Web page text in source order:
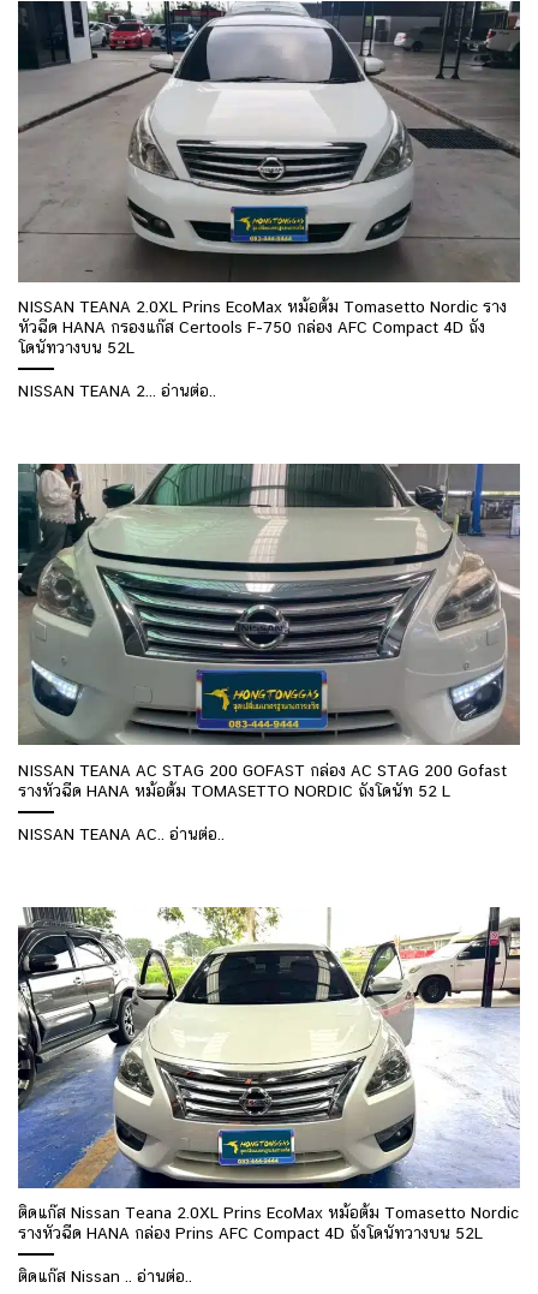
NISSAN TEANA 2.0XL Prins EcoMax หม้อต้ม Tomasetto Nordic ราง
หัวฉีด HANA กรองแก๊ส Certools F-750 กล่อง AFC Compact 4D ถัง
โดนัทวางบน 52L
NISSAN TEANA 2... อ่านต่อ..
NISSAN TEANA AC STAG 200 GOFAST กล่อง AC STAG 200 Gofast
รางหัวฉีด HANA หม้อต้ม TOMASETTO NORDIC ถังโดนัท 52 L
NISSAN TEANA AC.. อ่านต่อ..
ติดแก๊ส Nissan Teana 2.0XL Prins EcoMax หม้อต้ม Tomasetto Nordic
รางหัวฉีด HANA กล่อง Prins AFC Compact 4D ถังโดนัทวางบน 52L
ติดแก๊ส Nissan .. อ่านต่อ..